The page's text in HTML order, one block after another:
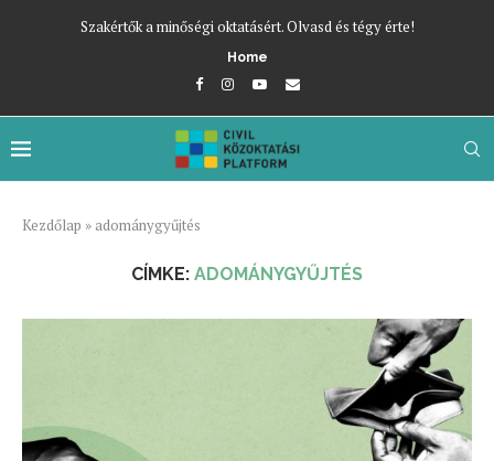
Szakértők a minőségi oktatásért. Olvasd és tégy érte!
Home
Kezdőlap » adománygyűjtés
CÍMKE: ADOMÁNYGYŰJTÉS